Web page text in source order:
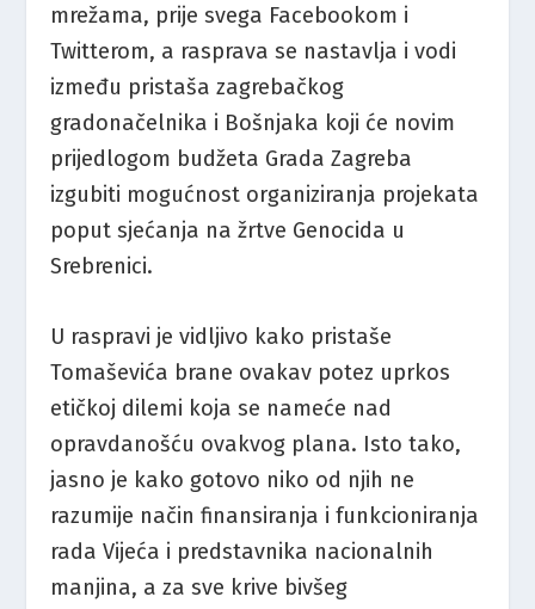
mrežama, prije svega Facebookom i
Twitterom, a rasprava se nastavlja i vodi
između pristaša zagrebačkog
gradonačelnika i Bošnjaka koji će novim
prijedlogom budžeta Grada Zagreba
izgubiti mogućnost organiziranja projekata
poput sjećanja na žrtve Genocida u
Srebrenici.
U raspravi je vidljivo kako pristaše
Tomaševića brane ovakav potez uprkos
etičkoj dilemi koja se nameće nad
opravdanošću ovakvog plana. Isto tako,
jasno je kako gotovo niko od njih ne
razumije način finansiranja i funkcioniranja
rada Vijeća i predstavnika nacionalnih
manjina, a za sve krive bivšeg